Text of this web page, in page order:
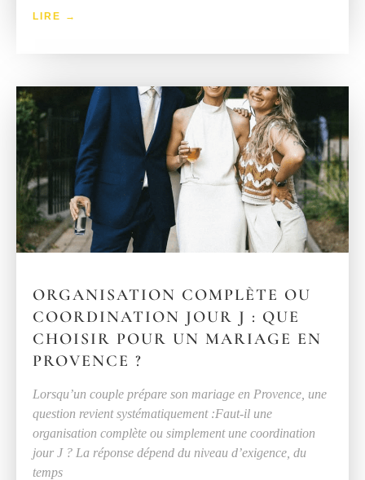
LIRE →
ORGANISATION COMPLÈTE OU
COORDINATION JOUR J : QUE
CHOISIR POUR UN MARIAGE EN
PROVENCE ?
Lorsqu’un couple prépare son mariage en Provence, une
question revient systématiquement :Faut-il une
organisation complète ou simplement une coordination
jour J ? La réponse dépend du niveau d’exigence, du
temps